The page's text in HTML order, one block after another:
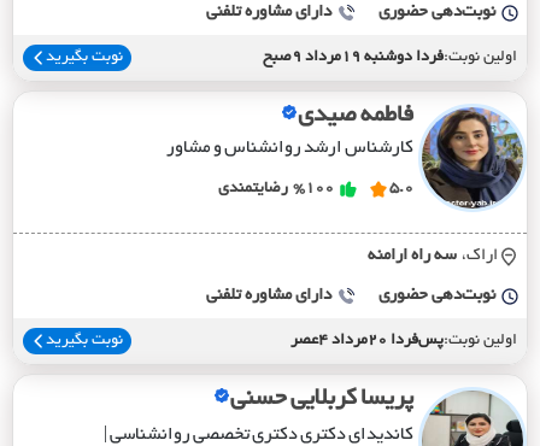
نوبت‌دهی حضوری دارای مشاوره تلفنی
اولین نوبت:فردا دوشنبه 19مرداد 9صبح نوبت بگیرید
فاطمه صیدی
کارشناس ارشد روانشناس و مشاور
5.0
%100 رضایتمندی
اراک، سه راه ارامنه
نوبت‌دهی حضوری دارای مشاوره تلفنی
اولین نوبت:پس‌فردا 20مرداد 4عصر نوبت بگیرید
پریسا کربلایی حسنی
کاندیدای دکتری دکتری تخصصی روانشناسی |